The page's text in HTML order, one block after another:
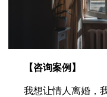
【咨询案例】
我想让情人离婚，我